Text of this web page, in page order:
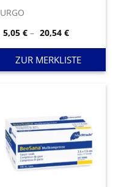
URGO
5,05€ – 20,54€
bis
20,54 €
ZUR MERKLISTE